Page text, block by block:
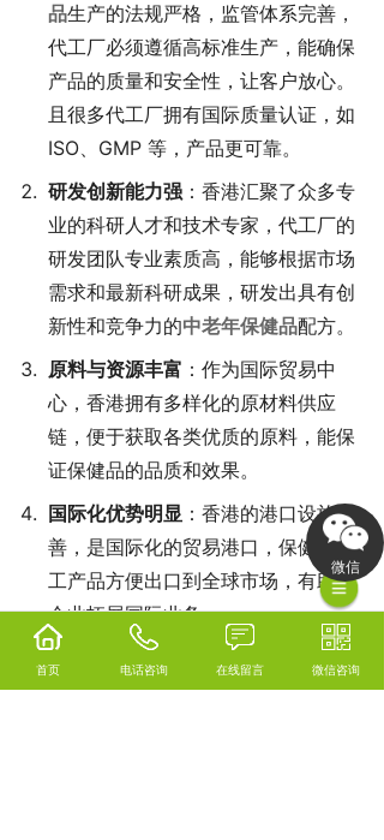
品生产的法规严格，监管体系完善，
代工厂必须遵循高标准生产，能确保
产品的质量和安全性，让客户放心。
且很多代工厂拥有国际质量认证，如
ISO、GMP 等，产品更可靠。
研发创新能力强 ：香港汇聚了众多专
业的科研人才和技术专家，代工厂的
研发团队专业素质高，能够根据市场
需求和最新科研成果，研发出具有创
新性和竞争力的中老年保健品配方。
原料与资源丰富 ：作为国际贸易中
心，香港拥有多样化的原材料供应
链，便于获取各类优质的原料，能保
证保健品的品质和效果。
国际化优势明显 ：香港的港口设施完
善，是国际化的贸易港口，保健品代
工产品方便出口到全球市场，有助于
企业拓展国际业务。
服务体系完善
：代工厂通常能提供从
产品研发、配方设计、生产加工到包
首页 电话咨询 在线留言 微信咨询
微信